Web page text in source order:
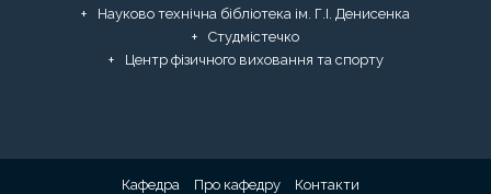
Науково технічна бібліотека ім. Г.І. Денисенка
Студмістечко
Центр фізичного виховання та спорту
Кафедра Про кафедру Контакти